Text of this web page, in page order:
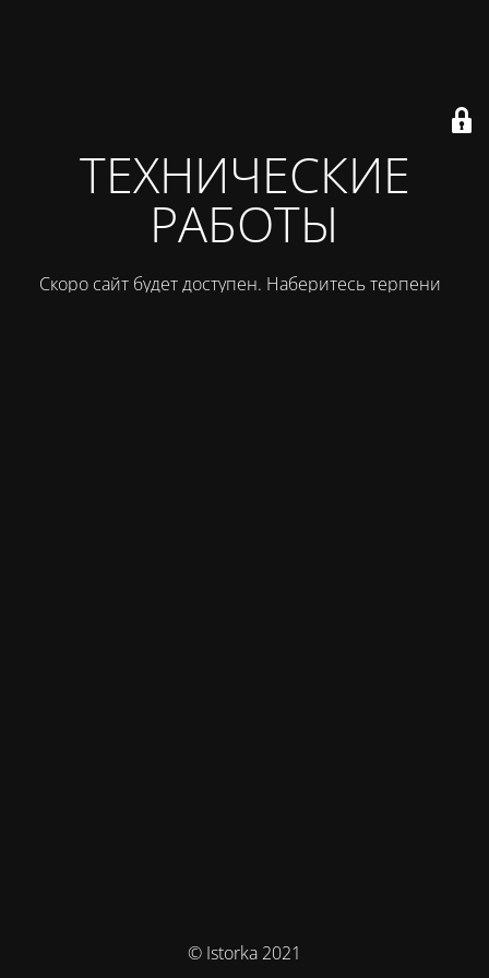
ТЕХНИЧЕСКИЕ
РАБОТЫ
Скоро сайт будет доступен. Наберитесь терпения
© Istorka 2021